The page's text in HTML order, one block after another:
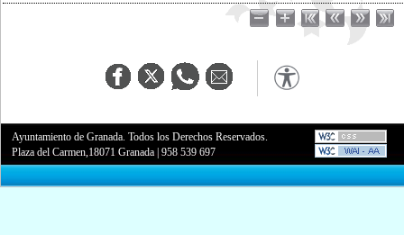
Ayuntamiento de Granada. Todos los Derechos Reservados.
Plaza del Carmen,18071 Granada |958 539 697